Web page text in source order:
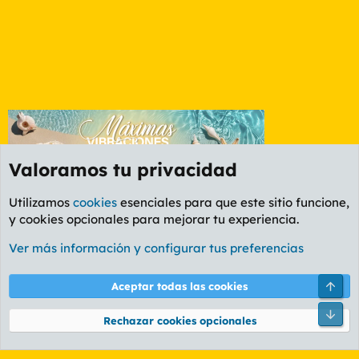
Foro General
Cookies
PL OLDSTYLE AMARILLO
Términos y reglas Política de privacidad Ayuda
Community platform by XenForo® © 2010-2026 XenForo Ltd.
Valoramos tu privacidad
Utilizamos cookies esenciales para que este sitio funcione,
y cookies opcionales para mejorar tu experiencia.
Ver más información y configurar tus preferencias
Aceptar todas las cookies
Rechazar cookies opcionales
Pie